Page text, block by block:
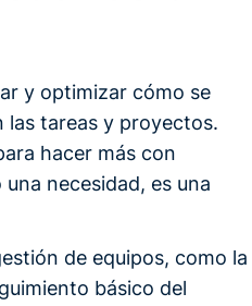
y optimizar cómo se
las tareas y proyectos.
hacer más con
necesidad, es una
de equipos, como la
básico del